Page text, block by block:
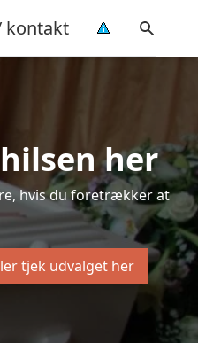
kontakt
her
hvis du foretrækker at
tjek udvalget her